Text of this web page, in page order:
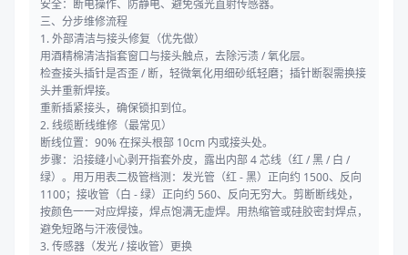
安全：断电操作、防静电、避免强光直射传感器。
三、分步维修流程
1. 外部清洁与接头修复（优先做）
用酒精棉清洁指套窗口与接头触点，去除污渍 / 氧化层。
检查接头插针是否歪 / 断，轻微氧化用细砂纸轻磨；插针断裂需换接
头并重新焊接。
重新插紧接头，确保锁扣到位。
2. 线缆断线维修（最常见）
断线位置：90% 在探头根部 10cm 内或接头处。
步骤：沿接缝小心剥开指套外皮，露出内部 4 芯线（红 / 黑 / 白 /
绿）。用万用表二极管档测：发光管（红 - 黑）正向约 1500、反向
1100；接收管（白 - 绿）正向约 560、反向无穷大。剪断断线处，
按颜色一一对应焊接，焊点饱满无虚焊。用热缩管或硅胶密封焊点，
避免短路与汗液侵蚀。
3. 传感器（发光 / 接收管）更换